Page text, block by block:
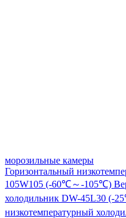
морозильные камеры
Горизонтальный
105W105 (-60℃～-105℃)
холодильник DW-45L30 (-
низкотемпературный